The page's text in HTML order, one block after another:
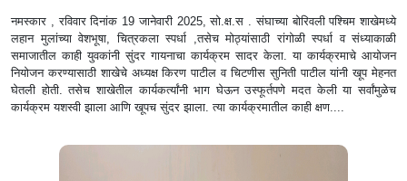
नमस्कार , रविवार दिनांक 19 जानेवारी 2025, सो.क्ष.स . संघाच्या बोरिवली पश्चिम शाखेमध्ये
लहान मुलांच्या वेशभूषा, चित्रकला स्पर्धा ,तसेच मोठ्यांसाठी रांगोळी स्पर्धा व संध्याकाळी
समाजातील काही युवकांनी सुंदर गायनाचा कार्यक्रम सादर केला. या कार्यक्रमाचे आयोजन
नियोजन करण्यासाठी शाखेचे अध्यक्ष किरण पाटील व चिटणीस सुनिती पाटील यांनी खूप मेहनत
घेतली होती. तसेच शाखेतील कार्यकर्त्यांनी भाग घेऊन उस्फूर्तपणे मदत केली या सर्वांमुळेच
कार्यक्रम यशस्वी झाला आणि खूपच सुंदर झाला. त्या कार्यक्रमातील काही क्षण....